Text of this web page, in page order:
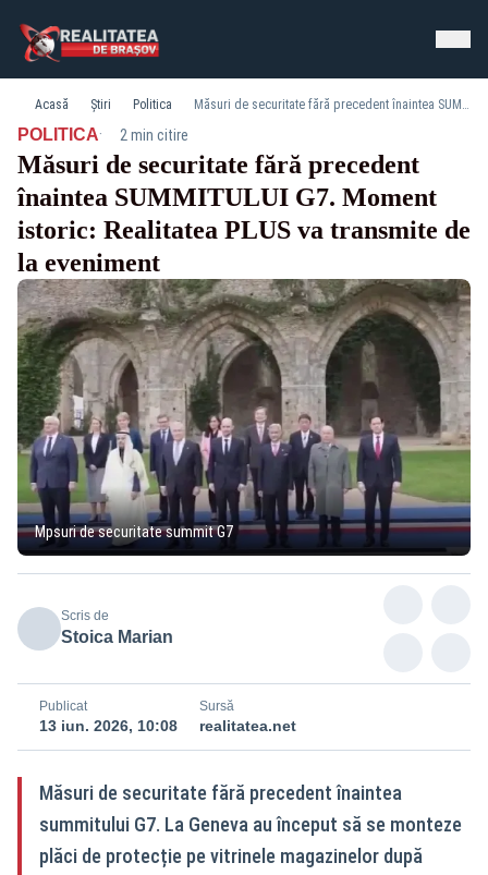
Acasă Știri Politica Măsuri de securitate fără precedent înaintea SUMMITULUI G7. Moment istoric: Realitatea PLUS va transmite de la eveniment
POLITICA· 2 min citire
Măsuri de securitate fără precedent
înaintea SUMMITULUI G7. Moment
istoric: Realitatea PLUS va transmite de
la eveniment
Mpsuri de securitate summit G7
Scris de
Stoica Marian
Publicat
13 iun. 2026, 10:08
Sursă
realitatea.net
Măsuri de securitate fără precedent înaintea
summitului G7. La Geneva au început să se monteze
plăci de protecție pe vitrinele magazinelor după